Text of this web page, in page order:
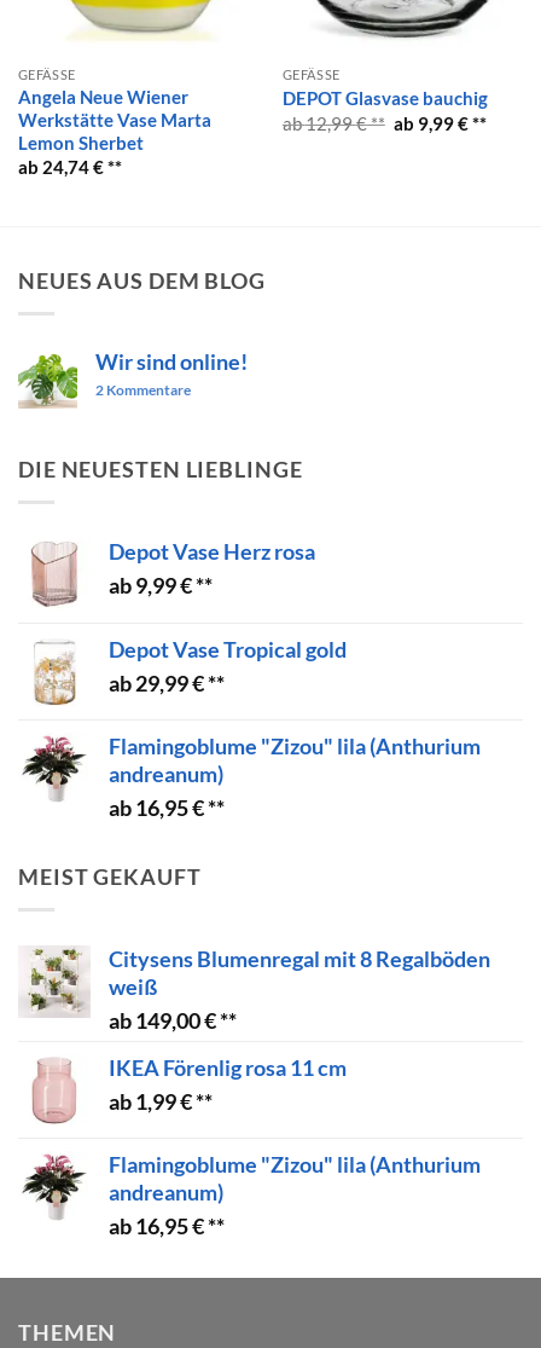
GEFÄSSE
Angela Neue Wiener
Werkstätte Vase Marta
Lemon Sherbet
24,74€
GEFÄSSE
DEPOT Glasvase bauchig
12,99€
Ursprünglicher
Preis
9,99€
NEUES AUS DEM BLOG
Wir sind online!
2 Kommentarezu
DIE NEUESTEN LIEBLINGE
Depot Vase Herz rosa
9,99€
Depot Vase Tropical gold
29,99€
Flamingoblume "Zizou" lila (Anthurium
andreanum)
16,95€
MEIST GEKAUFT
Citysens Blumenregal mit 8 Regalböden
weiß
149,00€
IKEA Förenlig rosa 11 cm
1,99€
Flamingoblume "Zizou" lila (Anthurium
andreanum)
16,95€
THEMEN